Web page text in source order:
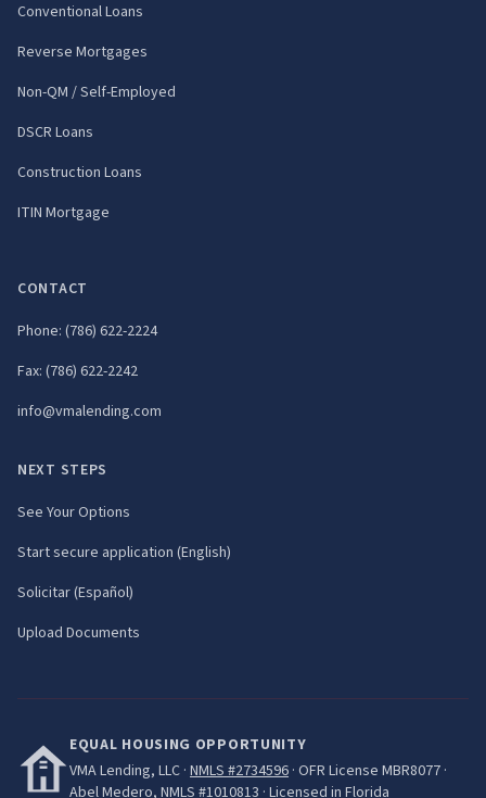
Conventional Loans
Reverse Mortgages
Non-QM / Self-Employed
DSCR Loans
Construction Loans
ITIN Mortgage
CONTACT
Phone: (786) 622-2224
Fax: (786) 622-2242
info@vmalending.com
NEXT STEPS
See Your Options
Start secure application (English)
Solicitar (Español)
Upload Documents
EQUAL HOUSING OPPORTUNITY
VMA Lending, LLC · NMLS #2734596 · OFR License MBR8077 ·
Abel Medero, NMLS #1010813 · Licensed in Florida